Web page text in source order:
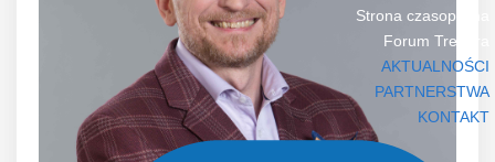
Strona czasopisma
Forum Trenera
AKTUALNOŚCI
PARTNERSTWA
KONTAKT